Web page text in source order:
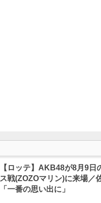
【ロッテ】AKB48が8月9日
ス戦(ZOZOマリン)に来場／
「一番の思い出に」